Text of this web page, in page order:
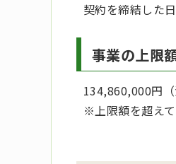
契約を締結した
事業の上限
134,860,000円
※上限額を超えて